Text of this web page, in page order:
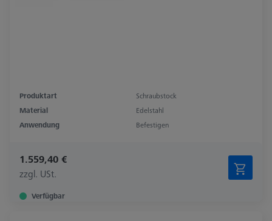
Produktart
Schraubstock
Material
Edelstahl
Anwendung
Befestigen
1.559,40 €
zzgl. USt.
Verfügbar